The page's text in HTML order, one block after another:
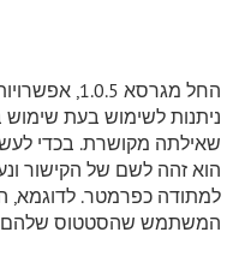
החל מגרסא
ניתנות לשימוש בעת
שאילתה מקושרת. בכדי
הוא זהה לשם של הקישור
למתודה כפרמטר. לדוגמא,
המשתמש שהסטטוס שלהם